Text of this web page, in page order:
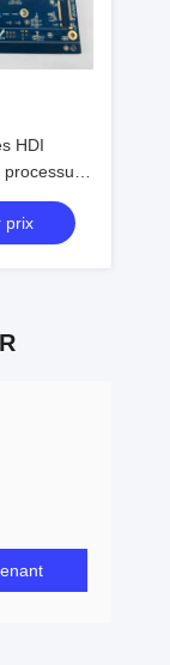
HDI
P1.5.
prix